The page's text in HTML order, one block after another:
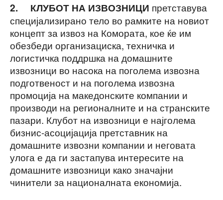
2.
КЛУБОТ НА ИЗВОЗНИЦИ претставува
специјализирано тело во рамките на новиот
концепт за извоз на Комората, кое ќе им
обезбеди организациска, техничка и
логистичка поддршка на домашните
извозници во насока на поголема извозна
подготвеност и на поголема извозна
промоција на македонските компании и
производи на регионалните и на странските
пазари. Клубот на извозници е најголема
бизнис-асоцијација претставник на
домашните извозни компании и неговата
улога е да ги застапува интересите на
домашните извозници како значајни
чинители за националната економија.